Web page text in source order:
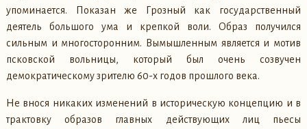
упоминается. Показан же Грозный как государственный
деятель большого ума и крепкой воли. Образ получился
сильным и многосторонним. Вымышленным является и мотив
псковской вольницы, который был очень созвучен
демократическому зрителю 60-х годов прошлого века.
Не внося никаких изменений в историческую концепцию и в
трактовку образов главных действующих лиц пьесы